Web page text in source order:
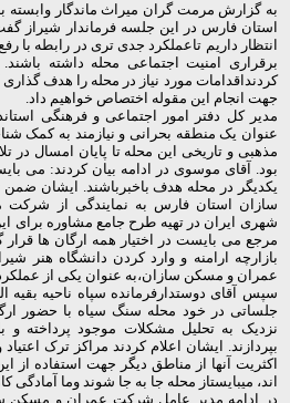
به گزارش مرمت گران میراث ماندگار
استان فارس در این جلسه فرماندار شیراز
انتظار داریم تاعملکرد جدی تری در رابطه با
برقراری امنیت اجتماعی محله داشته
کردنداقدامات مورد نیاز در محله را هدف گذاری
جهت انجام این مقوله اختصاص خواهیم داد.
مدیر کل دفتر امور اجتماعی و فرهنگی
عنوان یک منطقه بحرانی و نیازمند به کمک
مذهبی و تاریخی این محله تا پایان امسال در
بود. آقای موسوی در ادامه بیان کردند: می
یکدیگر در محله هدف باخبرباشند. ایشان
سازان استان فارس به نمایندگی از
شهری ایران در تهیه طرح جامع مشاوره برای
مرجع می بایست در اختیار همه ارگان ها
بازارچه ارامنه و وارد کردن دانشگاه هنر
عمران و مسکن سازان،به عنوان یکی از
سپس آقای دوستدارفرمانده سپاه ناحیه بقیه
جلساتی در خود محله سنگ سیاه با حضور
نزدیک به تحلیل مشکلات موجود پرداخته
بپردازند. ایشان اعلام کردند مراکز ترک اعتیاد
اکثریت آنها از مناطق دیگر جهت استفاده از
اند، میبایستاز محله جا به جا شوند وما
در ادامه مدیر عامل شرکت عمران و مسکن